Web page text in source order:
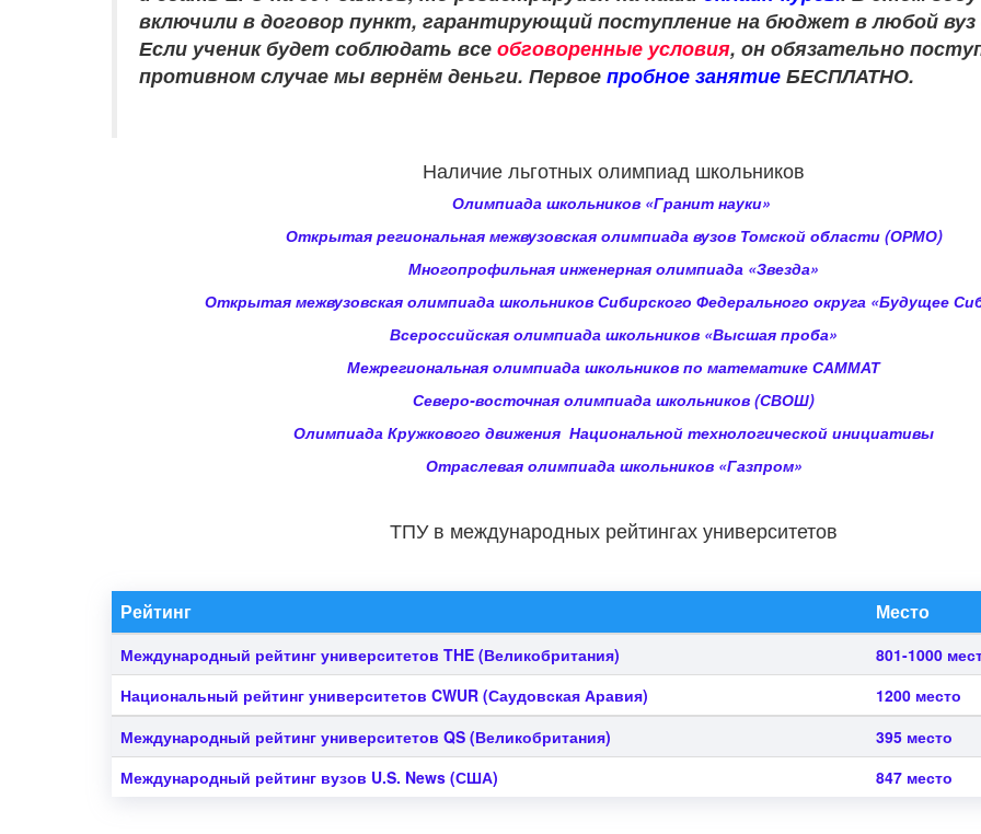
включили в договор пункт, гарантирующий поступление на бюджет в любой
Если ученик будет соблюдать все обговоренные условия, он обязательно
противном случае мы вернём деньги. Первое пробное занятие БЕСПЛАТНО.
Наличие льготных олимпиад школьников
Олимпиада школьников «Гранит науки»
Открытая региональная межвузовская олимпиада вузов Томской области (ОРМО)
Многопрофильная инженерная олимпиада «Звезда»
Открытая межвузовская олимпиада школьников Сибирского Федерального округа «Будущее
Всероссийская олимпиада школьников «Высшая проба»
Межрегиональная олимпиада школьников по математике САММАТ
Северо-восточная олимпиада школьников (СВОШ)
Олимпиада Кружкового движения Национальной технологической инициативы
Отраслевая олимпиада школьников «Газпром»
ТПУ в международных рейтингах университетов
Рейтинг Место
Международный рейтинг университетов THE (Великобритания)
801-1000
Национальный рейтинг университетов CWUR (Саудовская Аравия)
1200 место
Международный рейтинг университетов QS (Великобритания)
395 место
Международный рейтинг вузов U.S. News (США) 847 место